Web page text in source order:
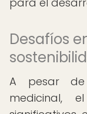
Desafíos
A pesar
medicinal,